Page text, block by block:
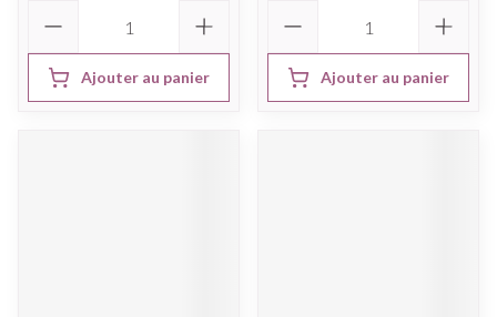
Ajouter au panier Ajouter au panier